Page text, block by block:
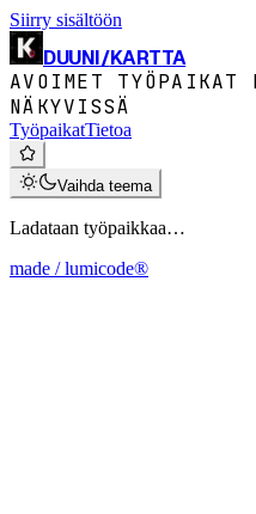
Siirry sisältöön
DUUNI/KARTTA
AVOIMET TYÖPAIKAT
NÄKYVISSÄ
TyöpaikatTietoa
Vaihda teema
Ladataan työpaikkaa…
made / lumicode®